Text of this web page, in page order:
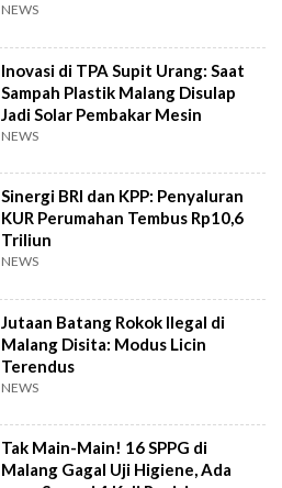
NEWS
Inovasi di TPA Supit Urang: Saat
Sampah Plastik Malang Disulap
Jadi Solar Pembakar Mesin
NEWS
Sinergi BRI dan KPP: Penyaluran
KUR Perumahan Tembus Rp10,6
Triliun
NEWS
Jutaan Batang Rokok Ilegal di
Malang Disita: Modus Licin
Terendus
NEWS
Tak Main-Main! 16 SPPG di
Malang Gagal Uji Higiene, Ada